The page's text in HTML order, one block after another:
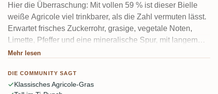
Hier die Überraschung: Mit vollen 59 % ist dieser Bielle
weiße Agricole viel trinkbarer, als die Zahl vermuten lässt.
Erwartet frisches Zuckerrohr, grasige, vegetale Noten,
Limette, Pfeffer und eine mineralische Spur, mit langem
warmem Abgang. Einige französische Genießer nennen
auch pur. Kräftig, roh und ehrlich lecker für den Stil.
Mehr lesen
DIE COMMUNITY SAGT
Klassisches Agricole-Gras